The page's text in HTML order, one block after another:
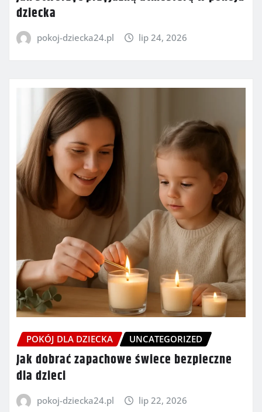
dziecka
pokoj-dziecka24.pl lip 24, 2026
POKÓJ DLA DZIECKA UNCATEGORIZED
Jak dobrać zapachowe świece bezpieczne
dla dzieci
pokoj-dziecka24.pl lip 22, 2026